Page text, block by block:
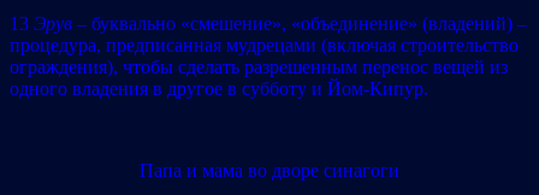
13 Эрув – буквально «смешение», «объединение» (владений) –
процедура, предписанная мудрецами (включая строительство
ограждения), чтобы сделать разрешенным перенос вещей из
одного владения в другое в субботу и Йом‐Кипур.
Папа и мама во дворе синагоги